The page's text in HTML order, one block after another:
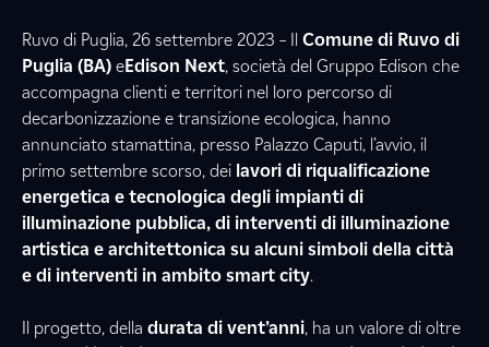
Ruvo di Puglia, 26 settembre 2023 – Il Comune di Ruvo di
Puglia (BA) eEdison Next, società del Gruppo Edison che
accompagna clienti e territori nel loro percorso di
decarbonizzazione e transizione ecologica, hanno
annunciato stamattina, presso Palazzo Caputi, l’avvio, il
primo settembre scorso, dei lavori di riqualificazione
energetica e tecnologica degli impianti di
illuminazione pubblica, di interventi di illuminazione
artistica e architettonica su alcuni simboli della città
e di interventi in ambito smart city.
Il progetto, della durata di vent’anni, ha un valore di oltre